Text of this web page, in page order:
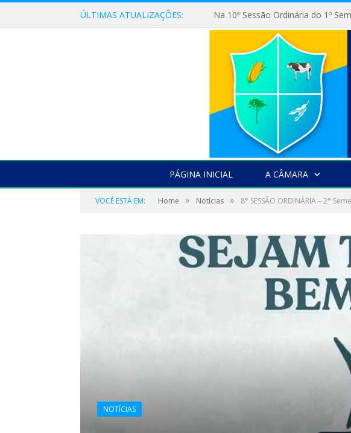
ÚLTIMAS ATUALIZAÇÕES:
PÁGINA INICIAL A CÂMARA
VOCÊ ESTÁ EM: Home » Notícias » 8° SESSÃO ORDINÁRIA – 2°
NOTÍCIAS